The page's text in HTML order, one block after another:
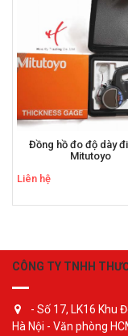
Đồng hồ đo độ dày
Mitutoyo
Liên hệ
CÔNG TY TNHH
- Số 17, LK16 Khu
Hà Nội - Văn phòng